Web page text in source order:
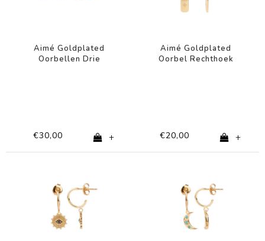
Aimé Goldplated
Oorbellen Drie
€30,00 +
Aimé Goldplated
Oorbel Rechthoek
€20,00 +